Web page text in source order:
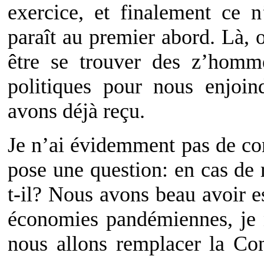
exercice, et finalement ce
paraît au premier abord. Là,
être se trouver des
politiques pour nous
avons déjà reçu.
Je n’ai évidemment pas de
pose une question: en cas
t-il? Nous avons beau avoir
économies pandémiennes,
nous allons remplacer la